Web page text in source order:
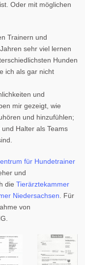
Oder mit möglichen
Trainern und
sehr viel lernen
Hunden
ich als gar nicht
und
mir gezeigt, wie
und hinzufühlen;
Halter als Teams
für Hundetrainer
und
die Tierärztekammer
Niedersachsen . Für
von